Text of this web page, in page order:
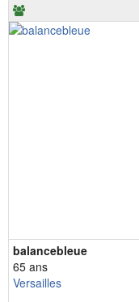
balancebleue
65 ans
Versailles